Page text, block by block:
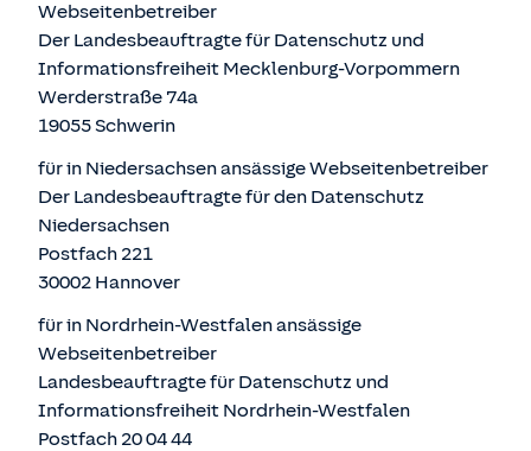
Webseitenbetreiber
Der Landesbeauftragte für Datenschutz und
Informationsfreiheit Mecklenburg-Vorpommern
Werderstraße 74a
19055 Schwerin
für in Niedersachsen ansässige Webseitenbetreiber
Der Landesbeauftragte für den Datenschutz
Niedersachsen
Postfach 221
30002 Hannover
für in Nordrhein-Westfalen ansässige
Webseitenbetreiber
Landesbeauftragte für Datenschutz und
Informationsfreiheit Nordrhein-Westfalen
Postfach 20 04 44